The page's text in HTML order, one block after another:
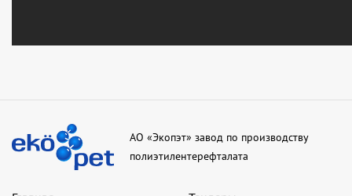
АО «Экопэт» завод по производству
полиэтилентерефталата